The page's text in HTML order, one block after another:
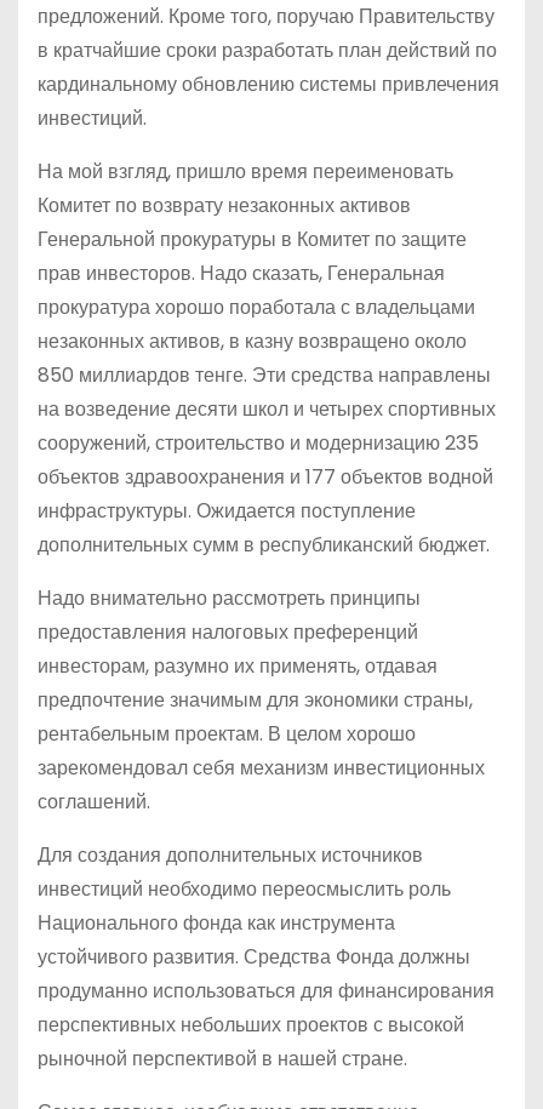
предложений. Кроме того, поручаю Правительству
в кратчайшие сроки разработать план действий по
кардинальному обновлению системы привлечения
инвестиций.
На мой взгляд, пришло время переименовать
Комитет по возврату незаконных активов
Генеральной прокуратуры в Комитет по защите
прав инвесторов. Надо сказать, Генеральная
прокуратура хорошо поработала с владельцами
незаконных активов, в казну возвращено около
850 миллиардов тенге. Эти средства направлены
на возведение десяти школ и четырех спортивных
сооружений, строительство и модернизацию 235
объектов здравоохранения и 177 объектов водной
инфраструктуры. Ожидается поступление
дополнительных сумм в республиканский бюджет.
Надо внимательно рассмотреть принципы
предоставления налоговых преференций
инвесторам, разумно их применять, отдавая
предпочтение значимым для экономики страны,
рентабельным проектам. В целом хорошо
зарекомендовал себя механизм инвестиционных
соглашений.
Для создания дополнительных источников
инвестиций необходимо переосмыслить роль
Национального фонда как инструмента
устойчивого развития. Средства Фонда должны
продуманно использоваться для финансирования
перспективных небольших проектов с высокой
рыночной перспективой в нашей стране.